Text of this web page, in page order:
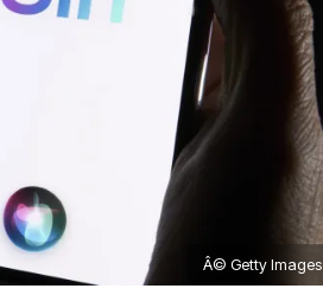
Â© Getty Images